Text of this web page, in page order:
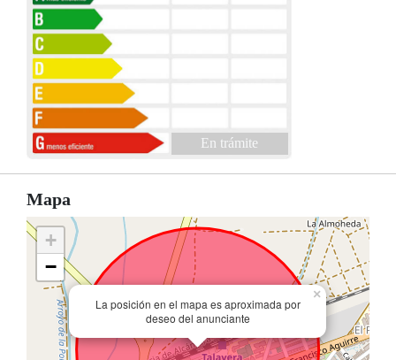
En trámite
Mapa
La posición en el mapa es aproximada por
deseo del anunciante
×
+
−